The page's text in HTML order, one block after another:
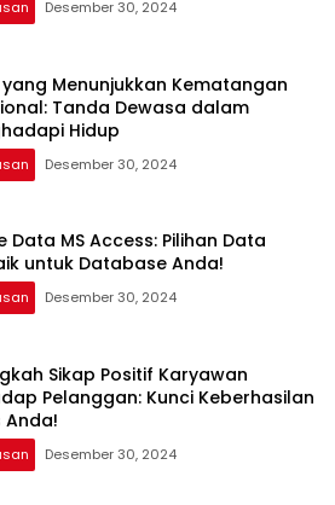
Desember 30, 2024
Menunjukkan Kematangan
Tanda Dewasa dalam
Hidup
Desember 30, 2024
Data MS Access: Pilihan Data
untuk Database Anda!
Desember 30, 2024
Sikap Positif Karyawan
Pelanggan: Kunci Keberhasilan
Anda!
Desember 30, 2024